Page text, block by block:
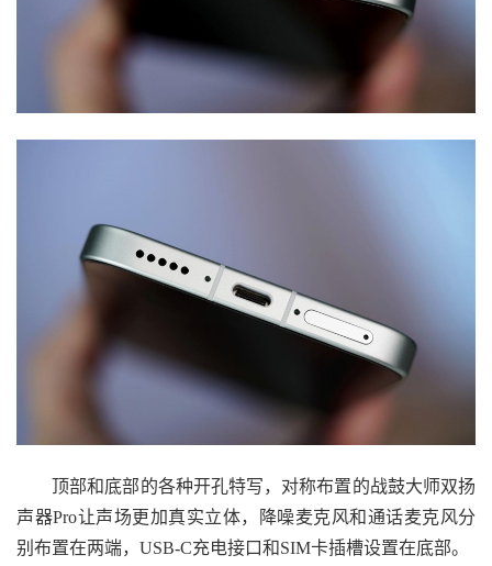
顶部和底部的各种开孔特写，对称布置的战鼓大师双扬
声器Pro让声场更加真实立体，降噪麦克风和通话麦克风分
别布置在两端，USB-C充电接口和SIM卡插槽设置在底部。